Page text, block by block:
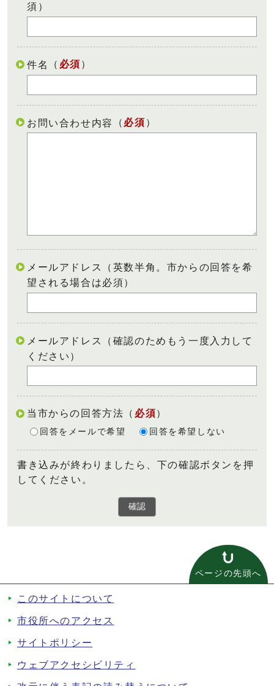
須）
件名 （ 必須 ）
お問い合わせ内容 （ 必須 ）
メールアドレス（英数半角。市からの回答を希
望される場合は必須）
メールアドレス（確認のためもう一度入力して
ください）
当市からの回答方法 （ 必須）
回答をメールで希望 回答を希望しない
書き込みが終わりましたら、下の確認ボタンを押
してください。
確認
ページの先頭へ
このサイトについて
市役所へのアクセス
サイトポリシー
ウェブアクセシビリティ